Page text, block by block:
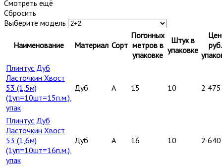
Смотреть ещё
Сбросить
Выберите модель
Наименование Материал Сорт
Погонных
метров в
упаковке
Штук в
упаковке
Плинтус Дуб
Ласточкин Хвост
53 (1,5м)
(1уп=10шт=15п.м.),
упак
Дуб A 15 10 2 475
Плинтус Дуб
Ласточкин Хвост
53 (1,6м)
(1уп=10шт=16п.м.),
упак
Дуб A 16 10 2 640